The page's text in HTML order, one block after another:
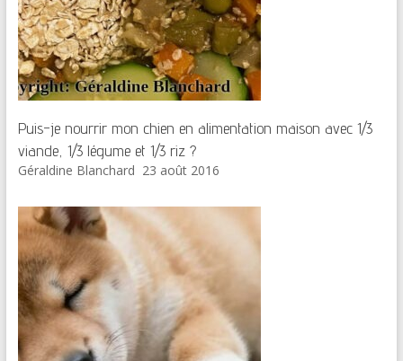
Puis-je nourrir mon chien en alimentation maison avec 1/3
viande, 1/3 légume et 1/3 riz ?
Géraldine Blanchard 23 août 2016